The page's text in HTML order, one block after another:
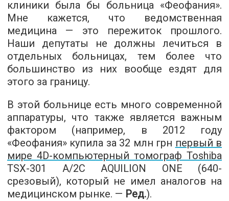
клиники была бы больница «Феофания».
Мне кажется, что ведомственная
медицина — это пережиток прошлого.
Наши депутаты не должны лечиться в
отдельных больницах, тем более что
большинство из них вообще ездят для
этого за границу.
В этой больнице есть много современной
аппаратуры, что также является важным
фактором (например, в 2012 году
«Феофания» купила за 32 млн грн первый в
мире 4D-компьютерный томограф Toshiba
TSX-301 A/2С AQUILION ONE (640-
срезовый), который не имел аналогов на
медицинском рынке. — Ред.).